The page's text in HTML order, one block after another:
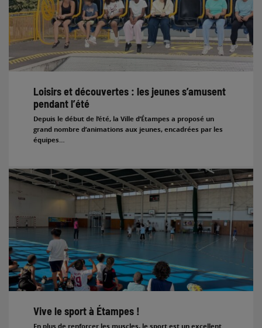
Loisirs et découvertes : les jeunes s’amusent
pendant l’été
Depuis le début de l’été, la Ville d’Étampes a proposé un
grand nombre d’animations aux jeunes, encadrées par les
équipes…
Vive le sport à Étampes !